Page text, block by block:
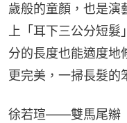
歲般的童顏，也是演
上「耳下三公分短
分的長度也能適度地
更完美，一掃長髮的
徐若瑄——雙馬尾辮